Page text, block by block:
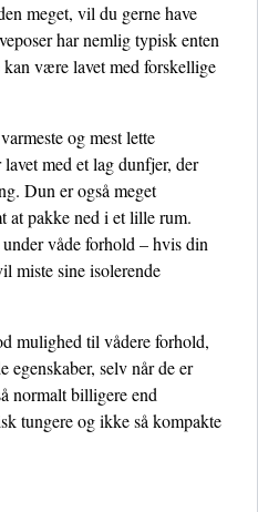
meget, vil du gerne have
har nemlig typisk enten
være lavet med forskellige
og mest lette
med et lag dunfjer, der
Dun er også meget
at pakke ned i et lille rum.
våde forhold – hvis din
miste sine isolerende
mulighed til vådere forhold,
egenskaber, selv når de er
normalt billigere end
tungere og ikke så kompakte